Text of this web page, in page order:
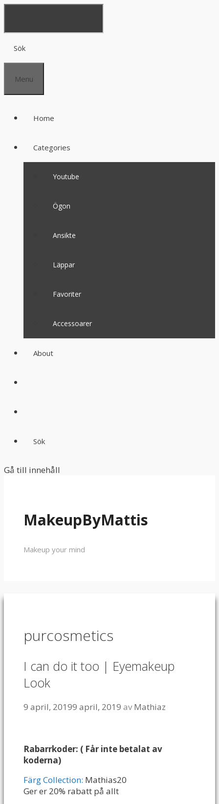
Sök
Menu
Home
Categories
Youtube
Ögon
Ansikte
Läppar
Favoriter
Accessoarer
About
Sök
Gå till innehåll
MakeupByMattis
Makeup your mind
purcosmetics
I can do it too | Eyemakeup
Look
9 april, 20199 april, 2019 avMathiaz
Rabarrkoder: ( Får inte betalat av
koderna)
Färg Collection: Mathias20
Ger er 20% rabatt på allt